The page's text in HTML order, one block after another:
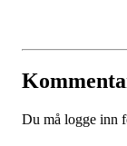
Du må logge inn